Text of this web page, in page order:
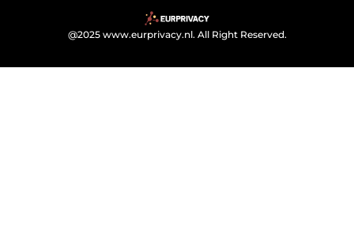
@2025 www.eurprivacy.nl. All Right Reserved.